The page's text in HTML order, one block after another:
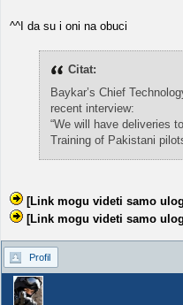
^^I da su i oni na obuci
Citat:
Baykar’s Chief
recent interview:
“We will have deliveries
Training of Pakistani
[Link mogu videti samo
[Link mogu videti samo
Profil